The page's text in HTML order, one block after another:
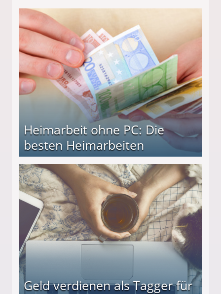
Heimarbeit ohne PC: Die
besten Heimarbeiten
Geld verdienen als Tagger für